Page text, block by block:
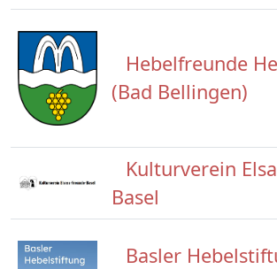
Hebelfreunde
(Bad Bellingen)
Kulturverein
Basel
Basler